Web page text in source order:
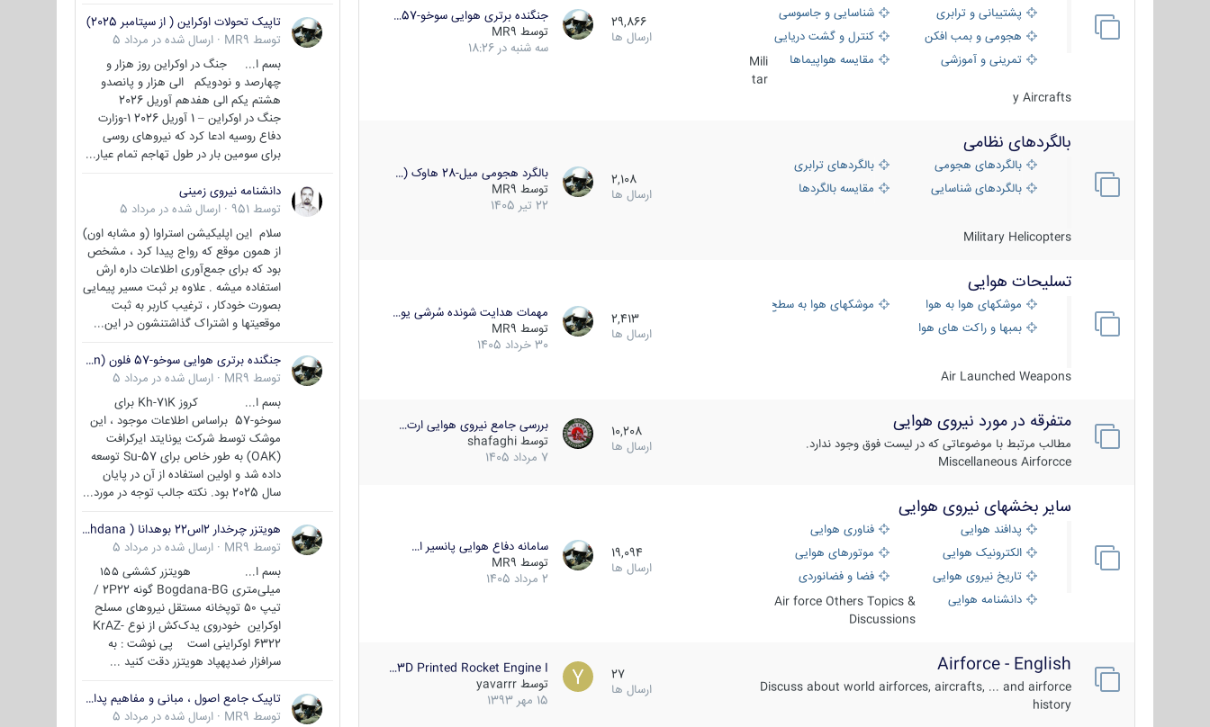
پشتیبانی و ترابری
شناسایی و جاسوسی
هجومی و بمب افکن
کنترل و گشت دریایی
تمرینی و آموزشی
مقایسه هواپیماها
Mili
tar
y Aircrafts
29,866
ارسال ها
جنگنده برتری هوایی سوخو-57…
توسط MR9
سه شنبه در 18:26
بالگردهای نظامی
بالگردهای هجومی
بالگردهای ترابری
بالگردهای شناسایی
مقایسه بالگردها
Military Helicopters
2,108
ارسال ها
بالگرد هجومی میل-28 هاوک (…
توسط MR9
22 تیر 1405
تسلیحات هوایی
موشکهای هوا به هوا
موشکهای هوا به سطح
بمبها و راکت های هوایی
Air Launched Weapons
2,413
ارسال ها
مهمات هدایت شونده سُرشی یو…
توسط MR9
30 خرداد 1405
متفرقه در مورد نیروی هوایی
مطالب مرتبط با موضوعاتی که در لیست فوق وجود ندارد.
Miscellaneous Airforcce
10,208
ارسال ها
بررسی جامع نیروی هوایی ارت…
توسط shafaghi
7 مرداد 1405
سایر بخشهای نیروی هوایی
پدافند هوایی
فناوری هوایی
الکترونیک هوایی
موتورهای هوایی
تاریخ نیروی هوایی
فضا و فضانوردی
دانشنامه هوایی
Air force Others Topics &
Discussions
19,094
ارسال ها
سامانه دفاع هوایی پانسیر ا…
توسط MR9
2 مرداد 1405
Airforce - English
Discuss about world airforces, aircrafts, ... and airforce
history
27
ارسال ها
3D Printed Rocket Engine I…
توسط yavarrr
15 مهر 1393
تاپیک تحولات اوکراین ( از سپتامبر 2025)
توسط MR9
· ارسال شده در مرداد 5
بسم ا... جنگ در اوکراین روز هزار و
چهارصد و نودویکم الی هزار و پانصدو
هشتم یکم الی هفدهم آوریل 2026
جنگ در اوکراین – 1 آوریل 2026 1-وزارت
دفاع روسیه ادعا کرد که نیروهای روسی
برای سومین بار در طول تهاجم تمام عیار...
دانشنامه نیروی زمینی
توسط 951
· ارسال شده در مرداد 5
سلام این اپلیکیشن استراوا (و مشابه اون)
از همون موقع که رواج پیدا کرد ، مشخص
بود که برای جمع‌آوری اطلاعات داره ارش
استفاده میشه . علاوه بر ثبت مسیر پیمایی
بصورت خودکار ، ترغیب کاربر به ثبت
موقعیتها و اشتراک‌ گذاشتنشون در این...
جنگنده برتری هوایی سوخو-57 فلون (Su-57/Felon)
توسط MR9
· ارسال شده در مرداد 5
بسم ا... کروز Kh-71K برای
سوخو-57 براساس اطلاعات موجود ، این
موشک توسط شرکت یونایتد ایرکرافت
(OAK) به طور خاص برای Su-57 توسعه
داده شد و اولین استفاده از آن در پایان
سال 2025 بود. نکته جالب توجه در مورد...
هویتزر چرخدار 2اس22 بوهدانا ( wheeled howitzer 2S22 Bohdana )
توسط MR9
· ارسال شده در مرداد 5
بسم ا... هویتزر کششی ۱۵۵
میلی‌متری Bogdana-BG گونه 2P22 /
تیپ ۵۰ توپخانه مستقل نیروهای مسلح
اوکراین خودروی یدک‌کش از نوع KrAZ-
6322 اوکراینی است پی نوشت : به
سرافزار ضدپهپاد هویتزر دقت کنید ...
تاپیک جامع اصول ، مبانی و مفاهیم پدافند غیر عامل
توسط MR9
· ارسال شده در مرداد 5